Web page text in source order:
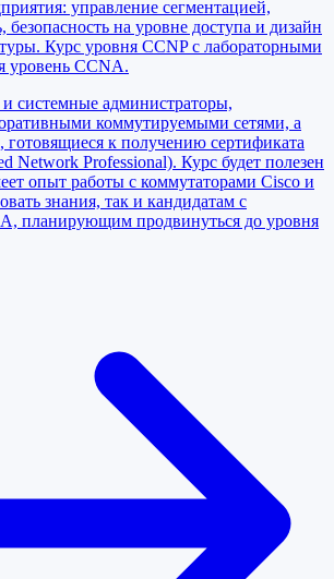
управление сегментацией,
безопасность на уровне доступа и дизайн
Курс уровня CCNP с лабораторными
уровень CCNA.
системные администраторы,
коммутируемыми сетями, а
готовящиеся к получению сертификата
Network Professional). Курс будет полезен
опыт работы с коммутаторами Cisco и
знания, так и кандидатам с
планирующим продвинуться до уровня